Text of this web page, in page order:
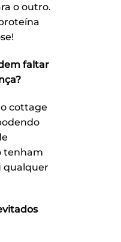
o outro.
faltar
cottage
tenham
qualquer